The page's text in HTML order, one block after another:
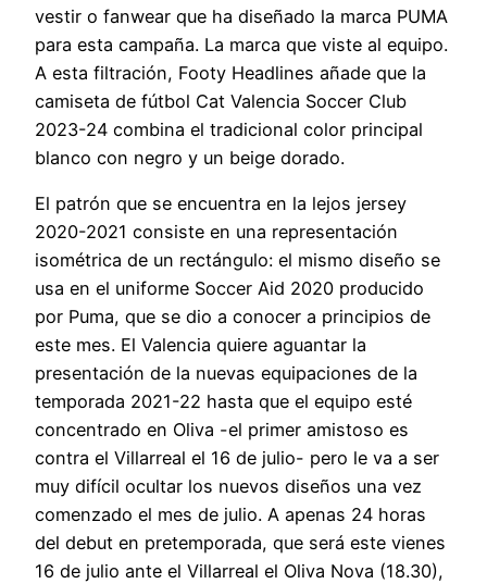
vestir o fanwear que ha diseñado la marca PUMA
para esta campaña. La marca que viste al equipo.
A esta filtración, Footy Headlines añade que la
camiseta de fútbol Cat Valencia Soccer Club
2023-24 combina el tradicional color principal
blanco con negro y un beige dorado.
El patrón que se encuentra en la lejos jersey
2020-2021 consiste en una representación
isométrica de un rectángulo: el mismo diseño se
usa en el uniforme Soccer Aid 2020 producido
por Puma, que se dio a conocer a principios de
este mes. El Valencia quiere aguantar la
presentación de la nuevas equipaciones de la
temporada 2021-22 hasta que el equipo esté
concentrado en Oliva -el primer amistoso es
contra el Villarreal el 16 de julio- pero le va a ser
muy difícil ocultar los nuevos diseños una vez
comenzado el mes de julio. A apenas 24 horas
del debut en pretemporada, que será este vienes
16 de julio ante el Villarreal el Oliva Nova (18.30),